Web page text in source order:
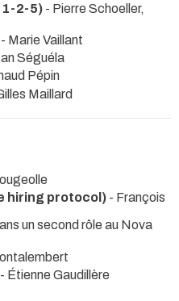
1-2-5) - Pierre Schoeller,
- Marie Vaillant
Séguéla
Pépin
Maillard
hiring protocol) - François
un second rôle au Nova
- Étienne Gaudillère